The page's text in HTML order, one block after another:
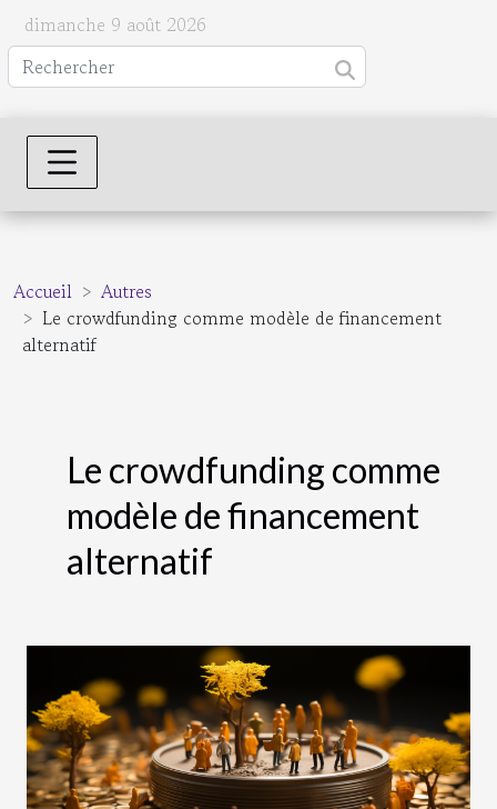
dimanche 9 août 2026
Accueil
Autres
Le crowdfunding comme modèle de financement
alternatif
Le crowdfunding comme
modèle de financement
alternatif